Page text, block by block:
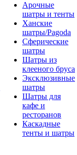
Арочные
шатры и тенты
Ханские
шатры/Pagoda
Сферические
шатры
Шатры из
клееного бруса
Эксклюзивные
шатры
Шатры для
кафе и
ресторанов
Каскадные
тенты и шатры